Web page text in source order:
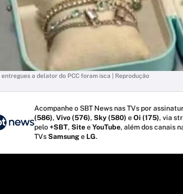
entregues a delator do PCC foram isca | Reprodução
Acompanhe o SBT News nas TVs por
(586), Vivo (576), Sky (580) eOi (175), via
pelo+SBT, SiteeYouTube, além dos canais
TVsSamsunge LG.